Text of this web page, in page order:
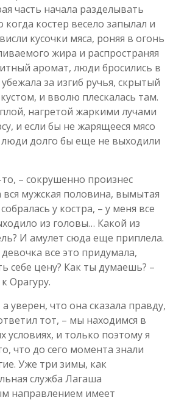
часть начала разделывать
когда костер весело запылал и
кусочки мяса, роняя в огонь
жира и распространяя
аромат, люди бросились в
за изгиб ручья, скрытый
и вволю плескалась там.
нагретой жаркими лучами
и если бы не жарящееся мясо
долго бы еще не выходили
– сокрушенно произнес
вся мужская половина, вымытая
у костра, – у меня все
из головы… Какой из
И амулет сюда еще приплела.
все это придумала,
себе цену? Как ты думаешь? –
Орагуру.
уверен, что она сказала правду,
тот, – мы находимся в
условиях, и только поэтому я
что до сего момента знали
Уже три зимы, как
служба Лагаша
направлением имеет